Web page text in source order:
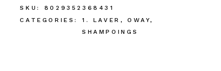
SKU:
8029352368431
CATEGORIES:
1. LAVER , OWAY,
SHAMPOINGS